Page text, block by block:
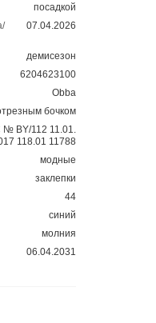
-50%
посадкой
07.04.2026
демисезон
6204623100
Obba
бочком
BY/112 11.01.
118.01 11788
модные
заклепки
44
синий
молния
06.04.2031